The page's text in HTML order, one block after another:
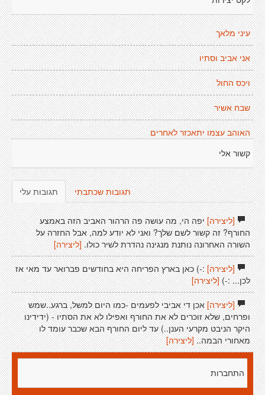
עיני מלאך
אני אביב וסתיו
ויכס החול
שבח אשיר
האוהב עצמו יתאכזר לאחרים
קשור אלי
תגובות עלי תגובות שכתבתי
[ליצירה]יפה הי, מה עושה פה הרהור האביב הזה באמצע
החורף? זה קשור לשם שלך? ואני לא יודע למה, אבל החזרה על
השורה האחרונה נותנת מנגינה נהדרת לשיר כולו. [ליצירה]
[ליצירה]:-) כאן בארץ הפריחה היא בחודשים פברואר עד מאי אז
לכן... :-)[ליצירה]
[ליצירה]אכן די אביבי לפעמים -כמו היום למשל, ברגע..שמש
ופרחים, שלא זוכרים לא את החורף ואפילו לא את הסתיו - (ידידינו
היקר הניבט מקרעי הענן..) עד ליום החורף הבא שכבר עומד לו
מאחורי הבמה.. [ליצירה]
התחברות